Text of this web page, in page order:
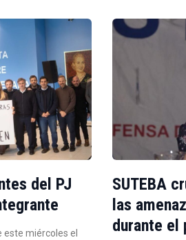
del PJ
este miércoles el
SUTEBA
las
durante el